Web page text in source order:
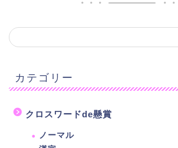
カテゴリー
クロスワードde懸賞
ノーマル